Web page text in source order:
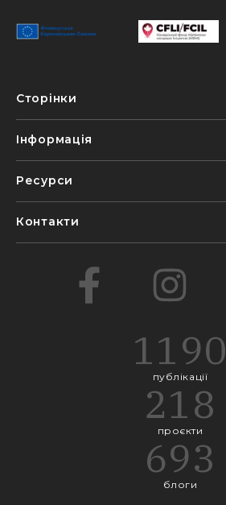
Сторінки
Інформація
Ресурси
Контакти
1190
публікації
218
проєкти
693
блоги